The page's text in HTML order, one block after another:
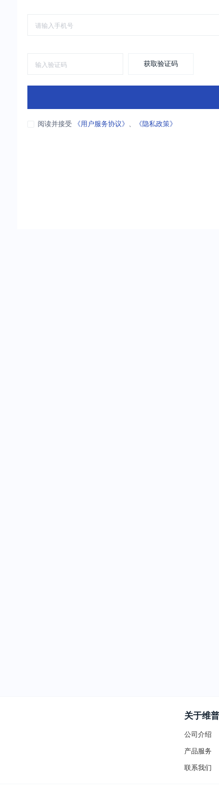
获取验证码
阅读并接受 《用户服务协议》 、 《隐私政策》
关于维普
公司介绍
产品服务
联系我们